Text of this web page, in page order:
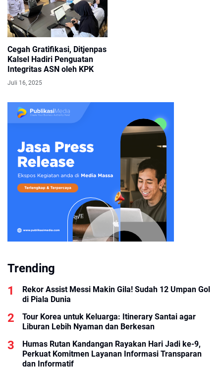
Cegah Gratifikasi, Ditjenpas
Kalsel Hadiri Penguatan
Integritas ASN oleh KPK
Juli 16, 2025
Trending
Rekor Assist Messi Makin Gila! Sudah 12 Umpan Gol
di Piala Dunia
Tour Korea untuk Keluarga: Itinerary Santai agar
Liburan Lebih Nyaman dan Berkesan
Humas Rutan Kandangan Rayakan Hari Jadi ke-9,
Perkuat Komitmen Layanan Informasi Transparan
dan Informatif